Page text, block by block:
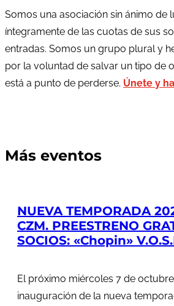
Somos una asociación sin ánimo de
íntegramente de las cuotas de sus
entradas. Somos un grupo plural y
por la voluntad de salvar un tipo de
está a punto de perderse. Únete y
Más eventos
NUEVA TEMPORADA
CZM. PREESTRENO
SOCIOS: «Chopin»
El próximo miércoles 7 de
inauguración de la nueva